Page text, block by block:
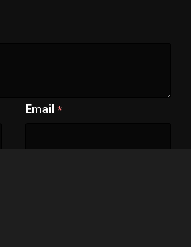
Email *